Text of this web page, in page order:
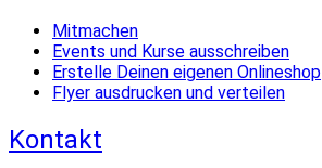
Mitmachen
Events und Kurse ausschreiben
Erstelle Deinen eigenen Onlineshop
Flyer ausdrucken und verteilen
Kontakt